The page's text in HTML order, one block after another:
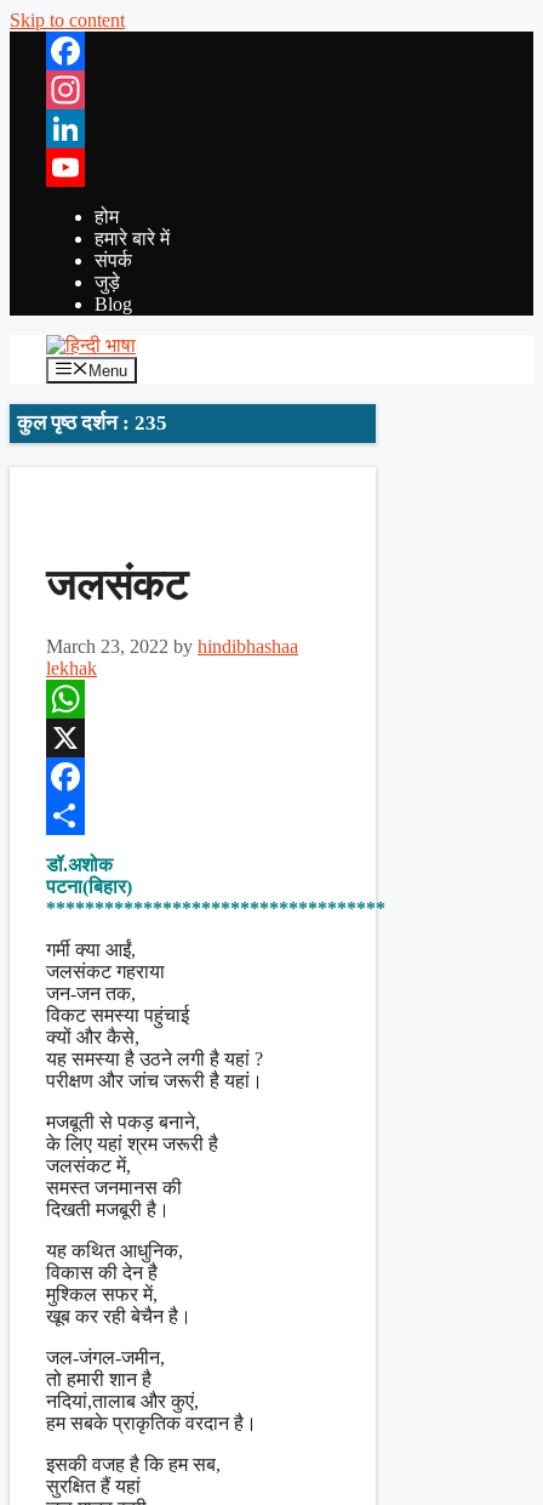
Skip to content
Facebook
Instagram
LinkedIn
YouTube
होम
हमारे बारे में
संपर्क
जुड़े
Blog
Menu
कुल पृष्ठ दर्शन : 235
जलसंकट
March 23, 2022 by hindibhashaa
lekhak
WhatsApp
X
Facebook
Share
डॉ.अशोक
पटना(बिहार)
***********************************
गर्मी क्या आईं,
जलसंकट गहराया
जन-जन तक,
विकट समस्या पहुंचाई
क्यों और कैसे,
यह समस्या है उठने लगी है यहां ?
परीक्षण और जांच जरूरी है यहां।
मजबूती से पकड़ बनाने,
के लिए यहां श्रम जरूरी है
जलसंकट में,
समस्त जनमानस की
दिखती मजबूरी है।
यह कथित आधुनिक,
विकास की देन है
मुश्किल सफर में,
खूब कर रही बेचैन है।
जल-जंगल-जमीन,
तो हमारी शान है
नदियां,तालाब और कुएं,
हम सबके प्राकृतिक वरदान है।
इसकी वजह है कि हम सब,
सुरक्षित हैं यहां